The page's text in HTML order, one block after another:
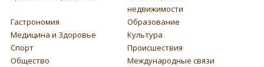
недвижимости
Гастрономия
Образование
Медицина и Здоровье
Культура
Спорт
Происшествия
Общество
Международные связи